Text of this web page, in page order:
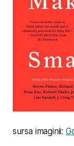
sursa imaginii: